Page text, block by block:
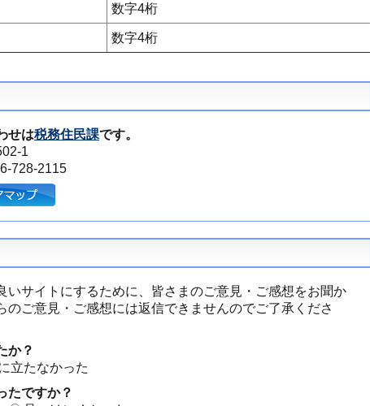
数字4桁
数字4桁
せは税務住民課です。
1
728-2115
いサイトにするために、皆さまのご意見・ご感想をお聞か
のご意見・ご感想には返信できませんのでご了承くださ
か？
立たなかった
たですか？